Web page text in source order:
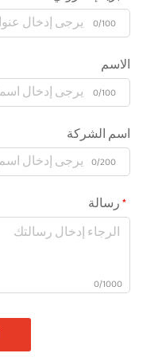
0/100
الاسم
0/100
اسم الشركة
0/200
رسالة
0/1000